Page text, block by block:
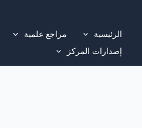
الرئيسية مراجع علمية
إصدارات المركز